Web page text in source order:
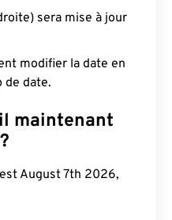
sera mise à jour
modifier la date en
de date.
maintenant
August 7th 2026,